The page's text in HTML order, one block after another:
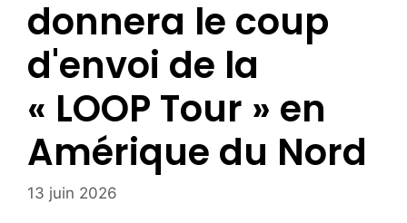
donnera le coup
d'envoi de la
« LOOP Tour » en
Amérique du Nord
13 juin 2026